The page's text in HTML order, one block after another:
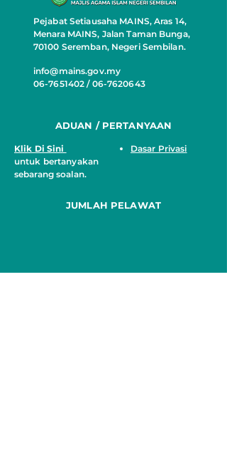
Pejabat Setiausaha MAINS, Aras 14,
Menara MAINS, Jalan Taman Bunga,
70100 Seremban, Negeri Sembilan.
info@mains.gov.my
06-7651402 / 06-7620643
ADUAN / PERTANYAAN
Klik Di Sini
untuk bertanyakan
sebarang soalan.
Dasar Privasi
JUMLAH PELAWAT